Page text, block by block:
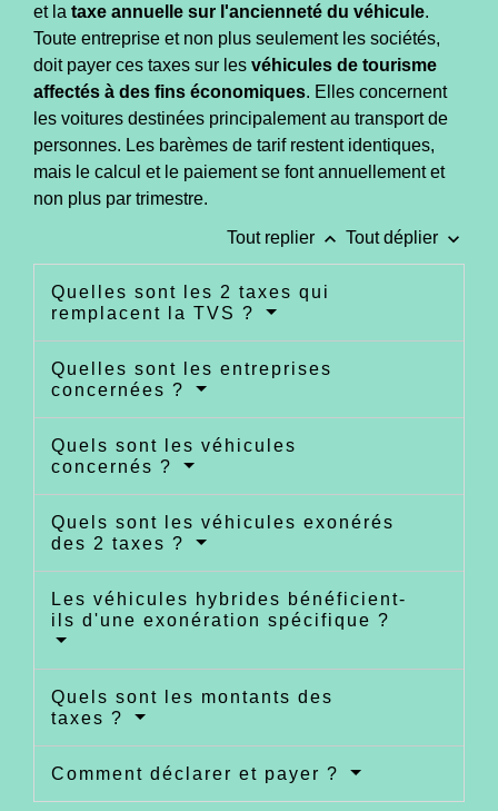
et la taxe annuelle sur l'ancienneté du véhicule.
Toute entreprise et non plus seulement les sociétés,
doit payer ces taxes sur les véhicules de tourisme
affectés à des fins économiques. Elles concernent
les voitures destinées principalement au transport de
personnes. Les barèmes de tarif restent identiques,
mais le calcul et le paiement se font annuellement et
non plus par trimestre.
Tout replier keyboard_arrow_up Tout déplier keyboard_arrow_down
Quelles sont les 2 taxes qui
remplacent la TVS ?
Quelles sont les entreprises
concernées ?
Quels sont les véhicules
concernés ?
Quels sont les véhicules exonérés
des 2 taxes ?
Les véhicules hybrides bénéficient-
ils d'une exonération spécifique ?
Quels sont les montants des
taxes ?
Comment déclarer et payer ?